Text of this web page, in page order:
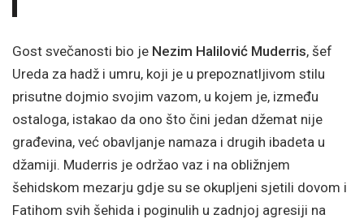
Gost svečanosti bio je Nezim Halilović Muderris, šef
Ureda za hadž i umru, koji je u prepoznatljivom stilu
prisutne dojmio svojim vazom, u kojem je, između
ostaloga, istakao da ono što čini jedan džemat nije
građevina, već obavljanje namaza i drugih ibadeta u
džamiji. Muderris je održao vaz i na obližnjem
šehidskom mezarju gdje su se okupljeni sjetili dovom i
Fatihom svih šehida i poginulih u zadnjoj agresiji na